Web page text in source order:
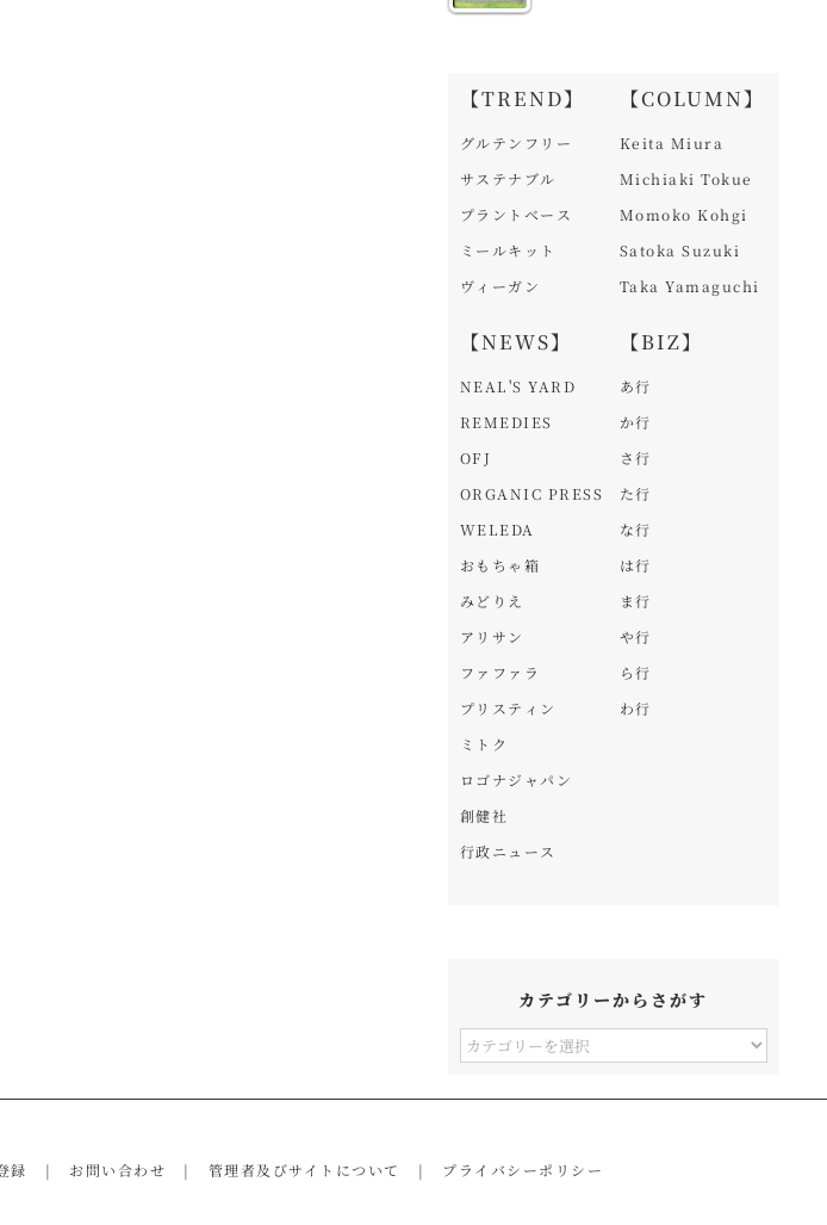
【TREND】
グルテンフリー
サステナブル
プラントベース
ミールキット
ヴィーガン
【NEWS】
NEAL'S YARD
REMEDIES
OFJ
ORGANIC PRESS
WELEDA
おもちゃ箱
みどりえ
アリサン
ファファラ
プリスティン
ミトク
ロゴナジャパン
創健社
行政ニュース
【COLUMN】
Keita Miura
Michiaki Tokue
Momoko Kohgi
Satoka Suzuki
Taka Yamaguchi
【BIZ】
あ行
か行
さ行
た行
な行
は行
ま行
や行
ら行
わ行
カテゴリーからさがす
カ
ー
録 お問い合わせ 管理者及びサイトについて プライバシーポリシー